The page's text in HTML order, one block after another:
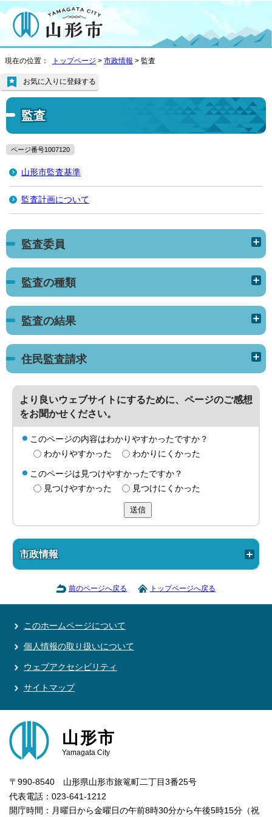
現在の位置： トップページ > 市政情報 > 監査
監査
お気に入りに登録する
ページ番号1007120
山形市監査基準
監査計画について
監査委員
監査の種類
監査の結果
住民監査請求
より良いウェブサイトにするために、ページのご感想
をお聞かせください。
このページの内容はわかりやすかったですか？
わかりやすかった
わかりにくかった
このページは見つけやすかったですか？
見つけやすかった
見つけにくかった
送信
市政情報
前のページへ戻る トップページへ戻る
このホームページについて
個人情報の取り扱いについて
ウェブアクセシビリティ
サイトマップ
山形市
Yamagata City
〒990-8540 山形県山形市旅篭町二丁目3番25号
代表電話：023-641-1212
開庁時間：月曜日から金曜日の午前8時30分から午後5時15分（祝